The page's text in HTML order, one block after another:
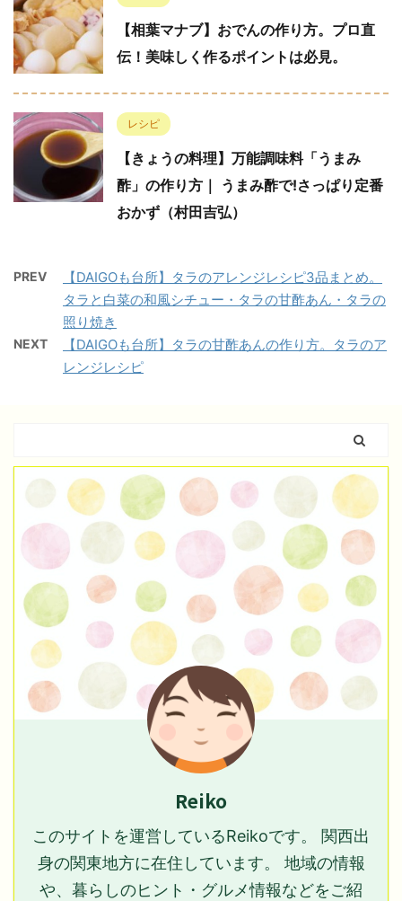
【相葉マナブ】おでんの作り方。プロ直
伝！美味しく作るポイントは必見。
レシピ
【きょうの料理】万能調味料「うまみ
酢」の作り方｜ うまみ酢で!さっぱり定番
おかず（村田吉弘）
PREV
【DAIGOも台所】タラのアレンジレシピ3品まとめ。
タラと白菜の和風シチュー・タラの甘酢あん・タラの
照り焼き
NEXT
【DAIGOも台所】タラの甘酢あんの作り方。タラのア
レンジレシピ
Reiko
このサイトを運営しているReikoです。 関西出
身の関東地方に在住しています。 地域の情報
や、暮らしのヒント・グルメ情報などをご紹